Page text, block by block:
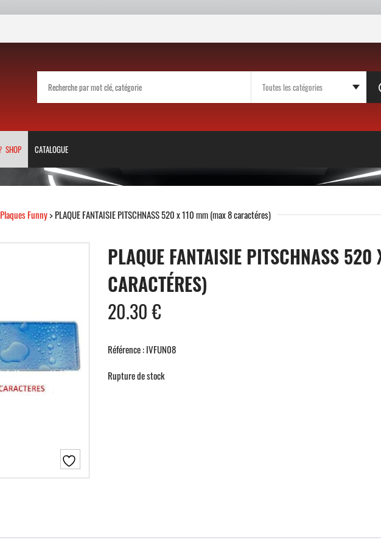
SHOP CATALOGUE
Plaques Funny> PLAQUE FANTAISIE PITSCHNASS 520 x 110 mm (max 8 caractéres)
PLAQUE FANTAISIE PITSCHNASS
CARACTÉRES)
20.30€
Référence : IVFUN08
Rupture de stock